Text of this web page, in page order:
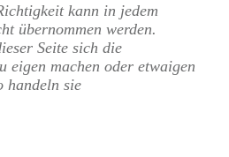
kann in jedem
übernommen werden.
Seite sich die
eigen machen oder etwaigen
handeln sie